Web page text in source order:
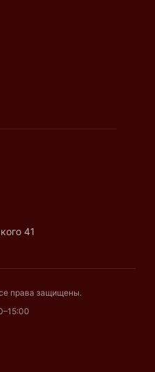
41
права защищены.